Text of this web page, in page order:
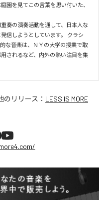
園を見てこの言葉を思い付いた、
奏の演奏活動を通して、日本人な
信しようとしています。 クラシ
な音楽は、ＮＹの大学の授業で取
されるなど、内外の熱い注目を集
のリリース： LESS IS MORE